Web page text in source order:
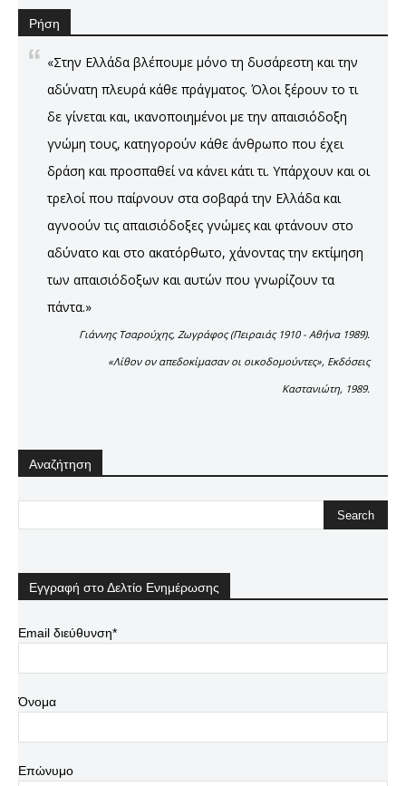
Ρήση
«Στην Ελλάδα βλέπουμε μόνο τη δυσάρεστη και την
αδύνατη πλευρά κάθε πράγματος. Όλοι ξέρουν το τι
δε γίνεται και, ικανοποιημένοι με την απαισιόδοξη
γνώμη τους, κατηγορούν κάθε άνθρωπο που έχει
δράση και προσπαθεί να κάνει κάτι τι. Υπάρχουν και οι
τρελοί που παίρνουν στα σοβαρά την Ελλάδα και
αγνοούν τις απαισιόδοξες γνώμες και φτάνουν στο
αδύνατο και στο ακατόρθωτο, χάνοντας την εκτίμηση
των απαισιόδοξων και αυτών που γνωρίζουν τα
πάντα.»
Γιάννης Τσαρούχης, Ζωγράφος (Πειραιάς 1910 - Αθήνα 1989).
«Λίθον ον απεδοκίμασαν οι οικοδομούντες», Εκδόσεις
Καστανιώτη, 1989.
Αναζήτηση
Εγγραφή στο Δελτίο Ενημέρωσης
Email διεύθυνση*
Όνομα
Επώνυμο